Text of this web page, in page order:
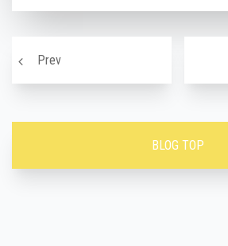
Prev
ニキビができやすい肌にオススメ
BLOG TOP